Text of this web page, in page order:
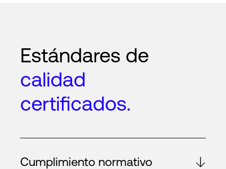
Estándares de
calidad
certificados.
Cumplimiento normativo